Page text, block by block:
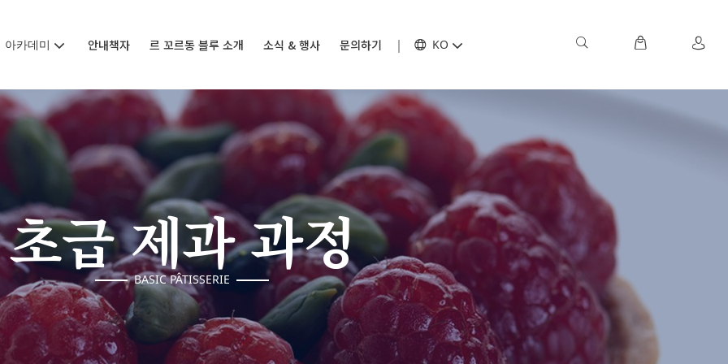
아카데미 안내책자 르 꼬르동 블루 소개 소식 & 행사 문의하기 KO
초급 제과 과정
BASIC PÂTISSERIE